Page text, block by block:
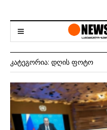
ᲙᲐᲢᲔᲒᲝᲠᲘᲐ: ᲓᲦᲘᲡ ᲤᲝᲢᲝ